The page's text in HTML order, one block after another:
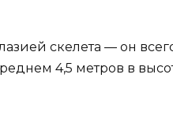
скелета — он
4,5 метров в